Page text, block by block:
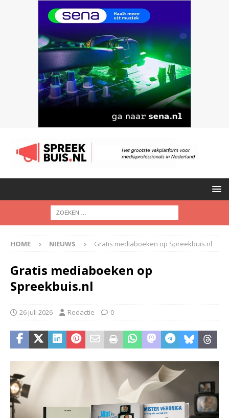
HOME NIEUWS Gratis mediaboeken op Spreekbuis.nl
Gratis mediaboeken op
Spreekbuis.nl
26 juli 2026 Redactie 0